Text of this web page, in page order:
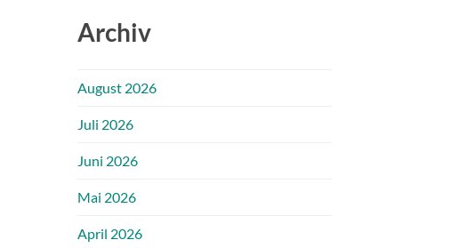
Archiv
August 2026
Juli 2026
Juni 2026
Mai 2026
April 2026